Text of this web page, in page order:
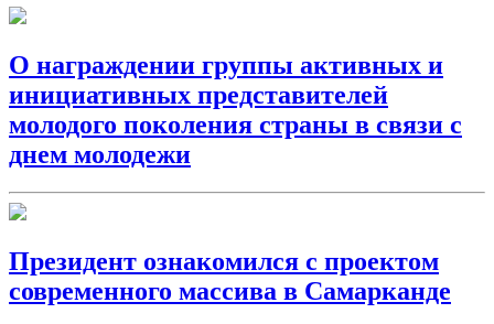
О награждении группы активных и
инициативных представителей
молодого поколения страны в связи с
днем молодежи
Президент ознакомился с проектом
современного массива в Самарканде